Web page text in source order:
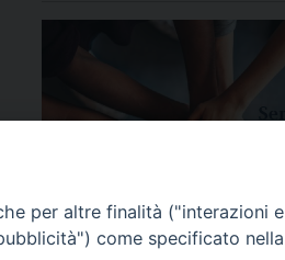
per altre finalità ("interazioni e
come specificato nella